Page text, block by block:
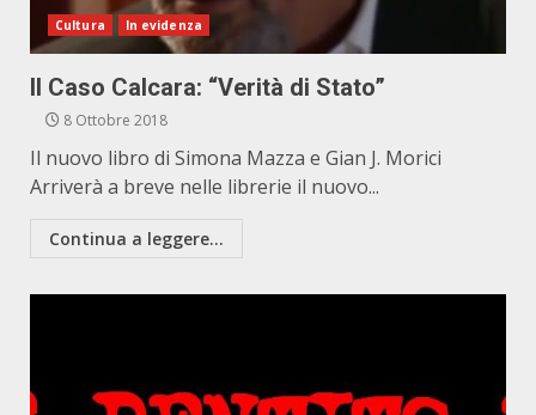
Cultura In evidenza
Il Caso Calcara: “Verità di Stato”
8 Ottobre 2018
Il nuovo libro di Simona Mazza e Gian J. Morici
Arriverà a breve nelle librerie il nuovo...
Continua a leggere...